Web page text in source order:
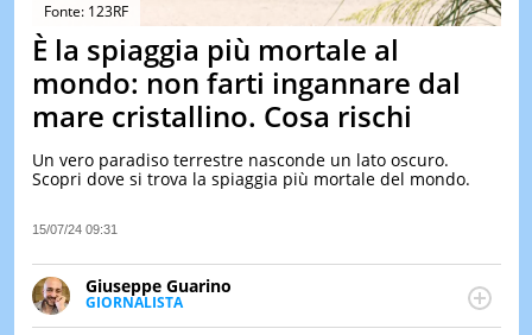
&
TEST
DI
IERI
Fonte: 123RF
È la spiaggia più mortale al
mondo: non farti ingannare dal
mare cristallino. Cosa rischi
Un vero paradiso terrestre nasconde un lato oscuro.
Scopri dove si trova la spiaggia più mortale del mondo.
15/07/24 09:31
Giuseppe Guarino
GIORNALISTA
Ph(D) in Diritto Comparato e processi di